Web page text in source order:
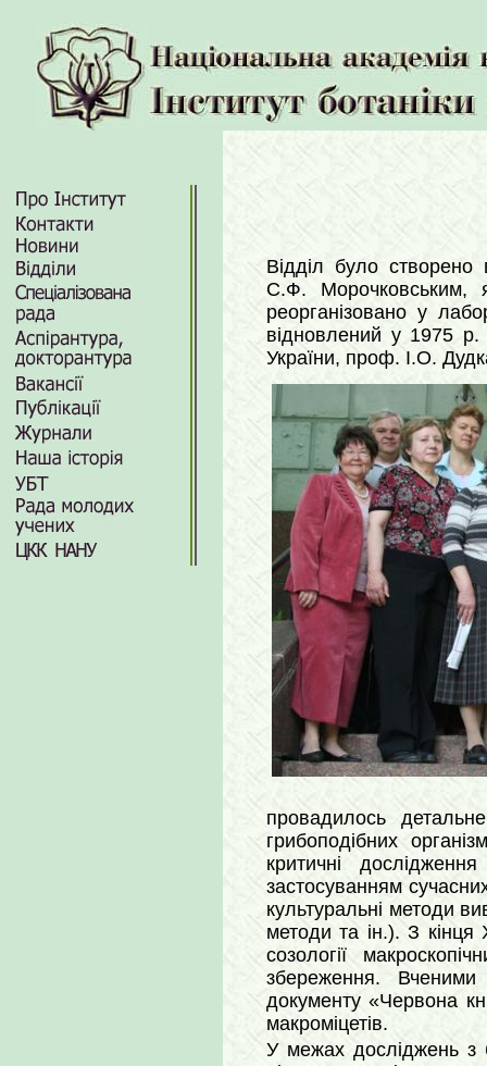
Відділ було
С.Ф.
реорганізовано у
відновлений у 1975
України, проф. І.О.
провадилось
грибоподібних
критичні
застосуванням
культуральні методи
методи та ін.). З кінця
созології
збереження. Вченими
документу «Червона
макроміцетів.
У межах досліджень з